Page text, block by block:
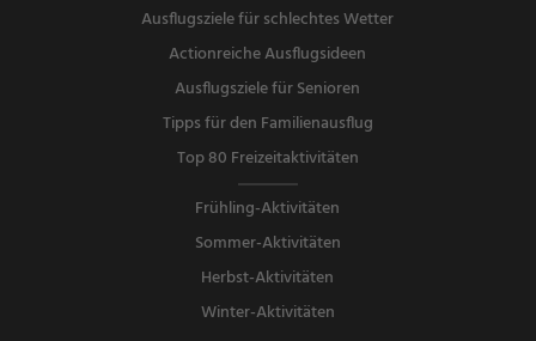
Ausflugsziele für schlechtes Wetter
Actionreiche Ausflugsideen
Ausflugsziele für Senioren
Tipps für den Familienausflug
Top 80 Freizeitaktivitäten
Frühling-Aktivitäten
Sommer-Aktivitäten
Herbst-Aktivitäten
Winter-Aktivitäten